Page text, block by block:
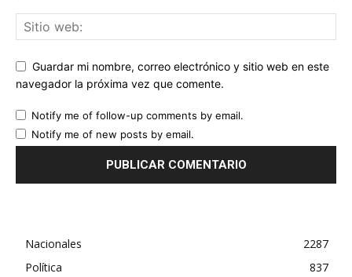
Guardar mi nombre, correo electrónico y sitio web en este
navegador la próxima vez que comente.
Notify me of follow-up comments by email.
Notify me of new posts by email.
Nacionales
2287
Política
837